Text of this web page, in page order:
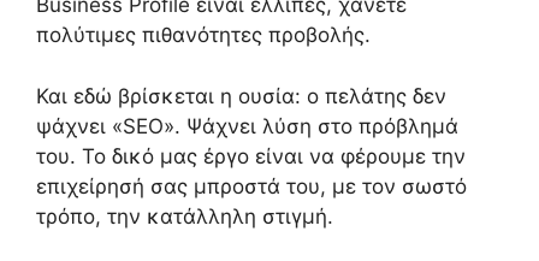
Business Profile είναι ελλιπές, χάνετε
πολύτιμες πιθανότητες προβολής.
Και εδώ βρίσκεται η ουσία: ο πελάτης δεν
ψάχνει «SEO». Ψάχνει λύση στο πρόβλημά
του. Το δικό μας έργο είναι να φέρουμε την
επιχείρησή σας μπροστά του, με τον σωστό
τρόπο, την κατάλληλη στιγμή.